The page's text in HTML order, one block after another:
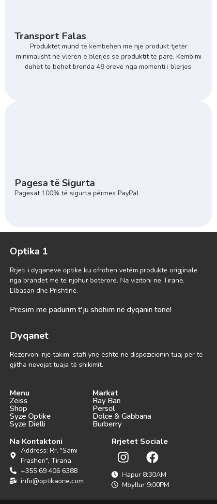
Transport Falas
Produktet mund të këmbehen me një produkt tjetër
minimalisht në vlerën e blerjes së produktit të parë. Kembimi
duhet te behet brenda 48 oreve nga momenti i blerjes.
Pagesa të Sigurta
Pagesat 100% të sigurta përmes PayPal
Optika 1
Rrjeti i dyqaneve optike ku ofrohen vetëm produkte origjinale
nga brandet më të njohur botërorë. Na vizitoni në Tiranë,
Elbasan dhe Prishtinë.
Presim me padurim t'ju shohim në dyqanin tonë!
Dyqanet
Rezervoni një takim: stafi ynë është në dispozicionin tuaj për të
gjitha nevojat tuaja të shikimit.
Menu
Zeiss
Shop
Syze Optike
Syze Dielli
Markat
Ray Ban
Persol
Dolce & Gabbana
Burberry
Na Kontaktoni
Address: Rr. "Sami
Frasheri", Tirana
+355 69 406 6388
info@optikaone.com
Rrjetet Sociale
Hapur 8:30AM
Mbyllur 9:00PM